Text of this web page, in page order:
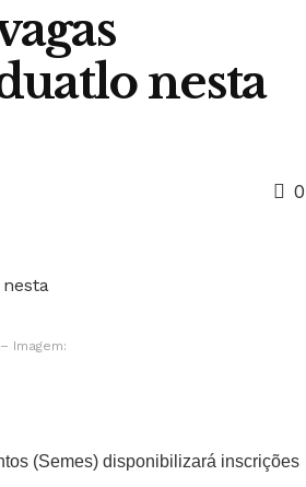
nesta
0
Imagem:
(Semes) disponibilizará inscrições